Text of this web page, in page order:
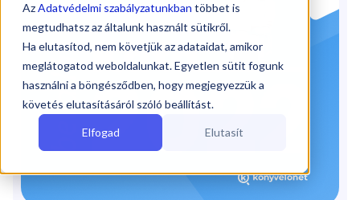
AzAdatvédelmi szabályzatunkban többet is
megtudhatsz az általunk használt sütikről.
Ha elutasítod, nem követjük az adataidat, amikor
meglátogatod weboldalunkat. Egyetlen sütit fogunk
használni a böngésződben, hogy megjegyezzük a
követés elutasításáról szóló beállítást.
Elfogad Elutasít